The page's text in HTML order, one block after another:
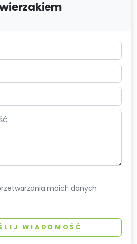
moich danych
WIADOMOŚĆ